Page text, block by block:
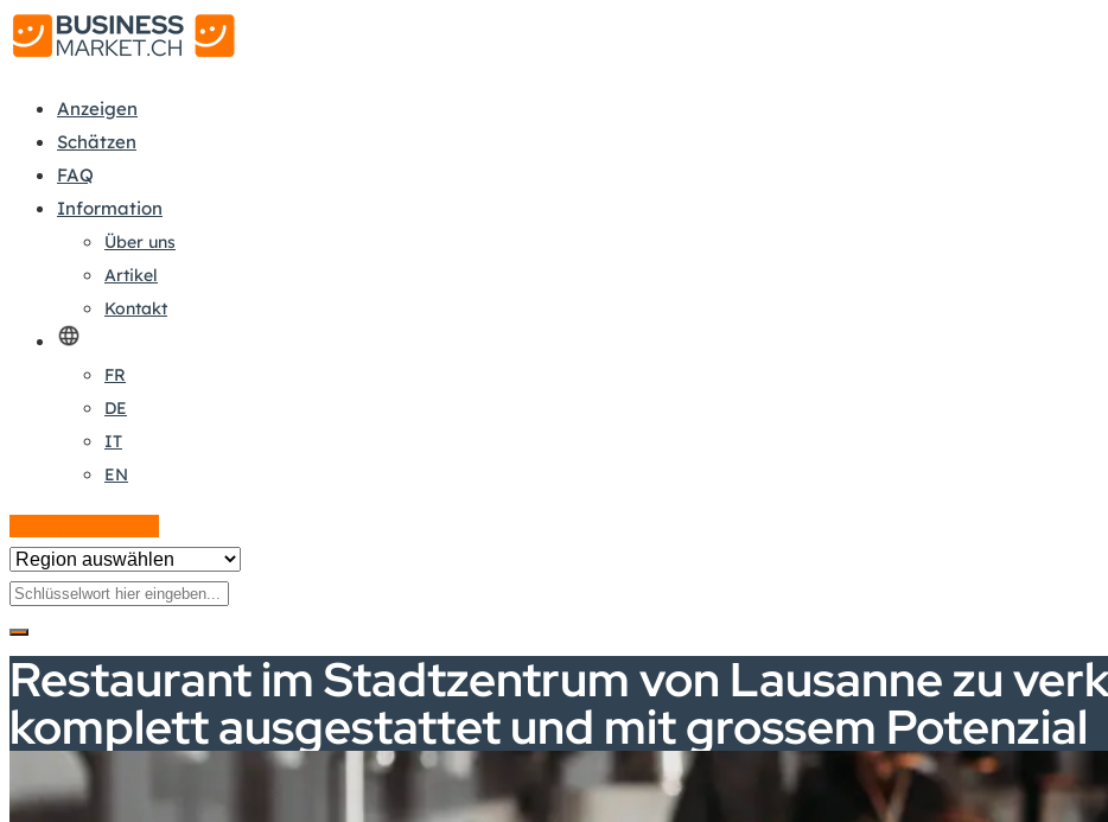
Anzeigen
Schätzen
FAQ
Information
Über uns
Artikel
Kontakt
FR
DE
IT
EN
Restaurant im Stadtzentrum von Lausanne zu
komplett ausgestattet und mit grossem Potenzial